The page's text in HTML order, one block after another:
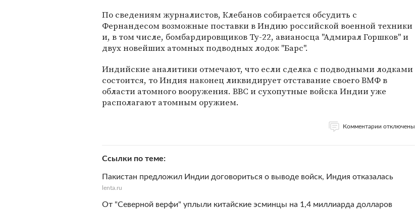
По сведениям журналистов, Клебанов собирается обсудить с
Фернандесом возможные поставки в Индию российской военной техники
и, в том числе, бомбардировщиков Ту-22, авианосца "Адмирал Горшков" и
двух новейших атомных подводных лодок "Барс".
Индийские аналитики отмечают, что если сделка с подводными лодками
состоится, то Индия наконец ликвидирует отставание своего ВМФ в
области атомного вооружения. ВВС и сухопутные войска Индии уже
располагают атомным оружием.
Комментарии отключены
Ссылки по теме
Пакистан предложил Индии договориться о выводе войск, Индия отказалась
lenta.ru
От "Северной верфи" уплыли китайские эсминцы на 1,4 миллиарда долларов